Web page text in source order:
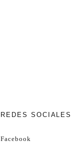
REDES SOCIALES
Facebook